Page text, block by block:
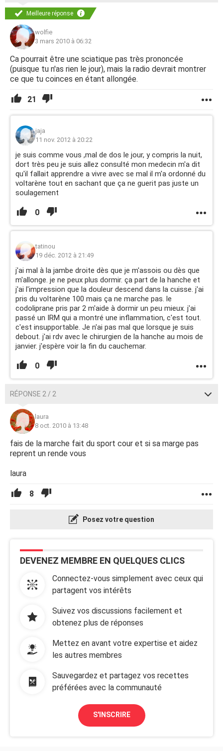
Meilleure réponse
wolfie
3 mars 2010 à 06:32
Ca pourrait être une sciatique pas très prononcée
(puisque tu n'as rien le jour), mais la radio devrait montrer
ce que tu coinces en étant allongée.
21
jaja
11 nov. 2012 à 20:22
je suis comme vous ,mal de dos le jour, y compris la nuit,
dort très peu je suis allez consulté mon medecin m'a dit
qu'il fallait apprendre a vivre avec se mal il m'a ordonné du
voltarène tout en sachant que ça ne guerit pas juste un
soulagement
0
tatinou
19 déc. 2012 à 21:49
j'ai mal à la jambe droite dès que je m'assois ou dès que
m'allonge. je ne peux plus dormir. ça part de la hanche et
j'ai l'impression que la douleur descend dans la cuisse. j'ai
pris du voltarène 100 mais ça ne marche pas. le
codoliprane pris par 2 m'aide à dormir un peu mieux. j'ai
passé un IRM qui a montré une inflammation, c'est tout.
c'est insupportable. Je n'ai pas mal que lorsque je suis
debout. j'ai rdv avec le chirurgien de la hanche au mois de
janvier. j'espère voir la fin du cauchemar.
0
RÉPONSE 2 / 2
laura
8 oct. 2010 à 13:48
fais de la marche fait du sport cour et si sa marge pas
reprent un rende vous
laura
8
Posez votre question
DEVENEZ MEMBRE EN QUELQUES CLICS
Connectez-vous simplement avec ceux qui
partagent vos intérêts
Suivez vos discussions facilement et
obtenez plus de réponses
Mettez en avant votre expertise et aidez
les autres membres
Sauvegardez et partagez vos recettes
préférées avec la communauté
S'INSCRIRE